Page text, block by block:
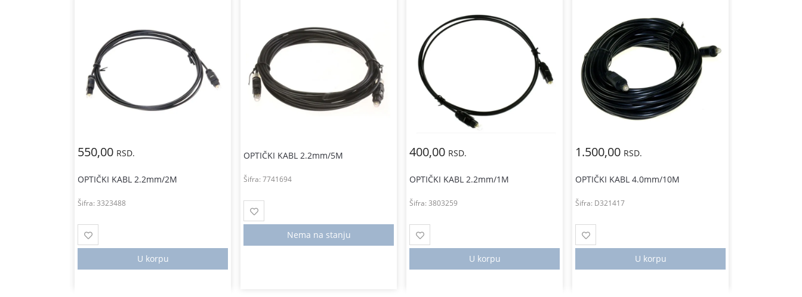
550,00 RSD.
OPTIČKI KABL 2.2mm/2M
Šifra:3323488
U korpu
OPTIČKI KABL 2.2mm/5M
Šifra:7741694
Nema na stanju
400,00 RSD.
OPTIČKI KABL 2.2mm/1M
Šifra:3803259
U korpu
1.500,00 RSD.
OPTIČKI KABL 4.0mm/10M
Šifra: D321417
U korpu